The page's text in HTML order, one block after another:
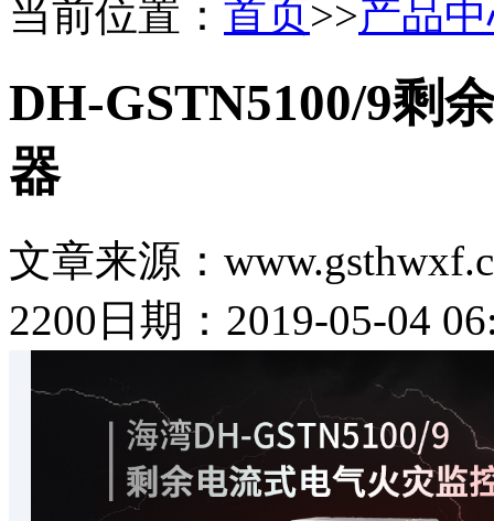
当前位置： 首页>>产品
DH-GSTN5100/9剩
器
文章来源：
2200 日期：2019-05-04